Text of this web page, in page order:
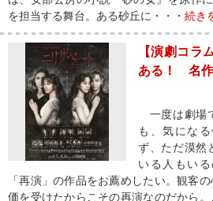
を担当する舞台。ある砂丘に・・・ 続き
【演劇コラ
ある！ 名作
一度は劇場
も、気にな
ず、ただ漠然
いる人もい
「再演」の作品をお薦めしたい。観客
価を受けたからこその再演なのだから